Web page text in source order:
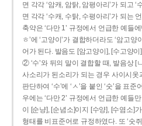
면 각각 ‘암캐, 암탉, 암평아리’가 되고 ‘
면 각각 ‘수캐, 수탉, 수평아리’가 되는
축약은 ‘다만 1’ 규정에서 언급한 예들
ㅎ’에 ‘고양이’가 결합하더라도 ‘암고
어가 된다. 발음도 [암고양이], [수고양
② ‘수’와 뒤의 말이 결합할 때, 발음상 [
사소리가 된소리가 되는 경우 사이시
판단하여 ‘수’에 ‘ㅅ’을 붙인 ‘숫’을 표
우에는 ‘다만 2’ 규정에서 언급한 예들
이 [순냥], [순념소]이지 [수양], [수염소]
형태를 비표준어로 규정하였다. 또 ‘숫